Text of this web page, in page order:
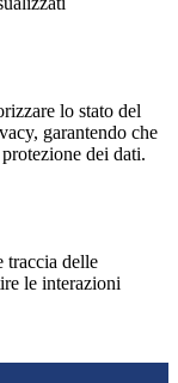
lo stato del
garantendo che
dei dati.
traccia delle
le interazioni